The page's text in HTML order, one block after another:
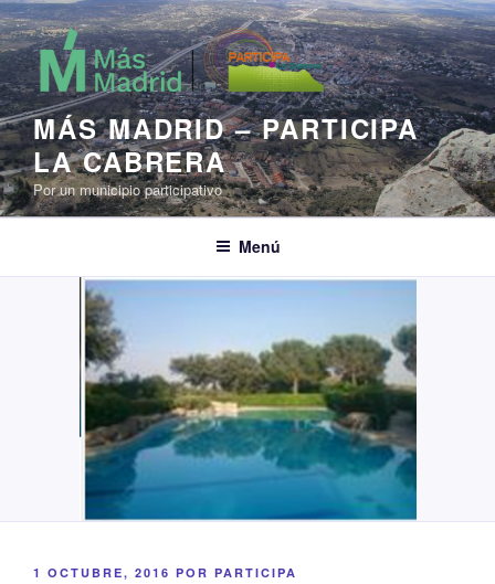
Saltar
al
contenido
MÁS MADRID – PARTICIPA
LA CABRERA
Por un municipio participativo
Menú
PUBLICADO
1 OCTUBRE, 2016 POR PARTICIPA